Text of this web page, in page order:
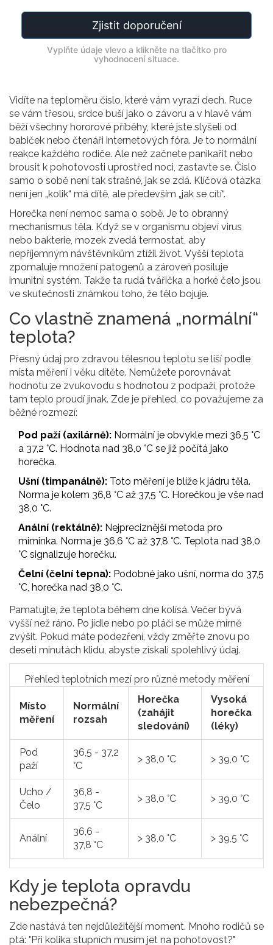
Zjistit doporučení
Vyplňte údaje vlevo a klikněte na tlačítko pro
vyhodnocení situace.
Vidíte na teploměru číslo, které vám vyrazí dech. Ruce
se vám třesou, srdce buší jako o závoru a v hlavě vám
běží všechny hororové příběhy, které jste slyšeli od
babiček nebo čtenáři internetových fóra. Je to normální
reakce každého rodiče. Ale než začnete panikařit nebo
brousit k pohotovosti uprostřed noci, zastavte se. Číslo
samo o sobě není tak strašné, jak se zdá. Klíčová otázka
není jen „kolik“ má dítě, ale především „jak se cítí“.
Horečka není nemoc sama o sobě. Je to obranný
mechanismus těla. Když se v organismu objeví virus
nebo bakterie, mozek zvedá termostat, aby
nepříjemným návštěvníkům ztížil život. Vyšší teplota
zpomaluje množení patogenů a zároveň posiluje
imunitní systém. Takže ta rudá tvářička a horké čelo jsou
ve skutečnosti známkou toho, že tělo bojuje.
Co vlastně znamená „normální“
teplota?
Přesný údaj pro zdravou tělesnou teplotu se liší podle
místa měření i věku dítěte. Nemůžete porovnávat
hodnotu ze zvukovodu s hodnotou z podpaží, protože
tam teplo proudí jinak. Zde je přehled, co považujeme za
běžné rozmezí:
Pod paží (axilárně): Normální je obvykle mezi 36,5 °C
a 37,2 °C. Hodnota nad 38,0 °C se již počítá jako
horečka.
Ušní (timpanálně): Toto měření je blíže k jádru těla.
Norma je kolem 36,8 °C až 37,5 °C. Horečkou je vše nad
38,0 °C.
Anální (rektálně): Nejpreciznější metoda pro
miminka. Norma je 36,6 °C až 37,8 °C. Teplota nad 38,0
°C signalizuje horečku.
Čelní (čelní tepna): Podobné jako ušní, norma do 37,5
°C, horečka nad 38,0 °C.
Pamatujte, že teplota během dne kolísá. Večer bývá
vyšší než ráno. Po jídle nebo po pláči se může mírně
zvýšit. Pokud máte podezření, vždy změřte znovu po
deseti minutách klidu, abyste získali spolehlivý údaj.
Přehled teplotních mezí pro různé metody měření
Místo
měření
Normální
rozsah
Horečka
(zahájit
sledování)
Vysoká
horečka
(léky)
Pod
paží
36,5 - 37,2
°C
> 38,0 °C > 39,0 °C
Ucho /
Čelo
36,8 -
37,5 °C
> 38,0 °C > 39,0 °C
Anální
36,6 -
37,8 °C
> 38,0 °C > 39,5 °C
Kdy je teplota opravdu
nebezpečná?
Zde nastává ten nejdůležitější moment. Mnoho rodičů se
ptá: "Při kolika stupních musím jet na pohotovost?"